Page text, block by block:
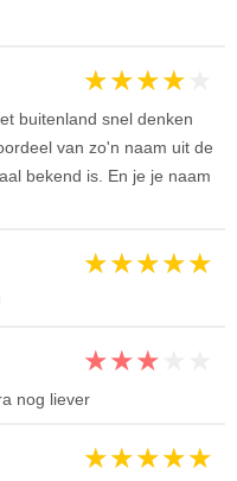
★★★★
buitenland snel denken
van zo'n naam uit de
bekend is. En je je naam
★★★★★
★★★
nog liever
★★★★★